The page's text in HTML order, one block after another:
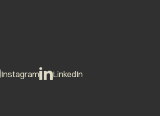
Instagram
LinkedIn